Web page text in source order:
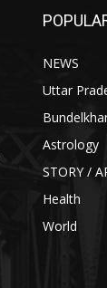
NEWS
Uttar
Astrology
STORY /
Health
World